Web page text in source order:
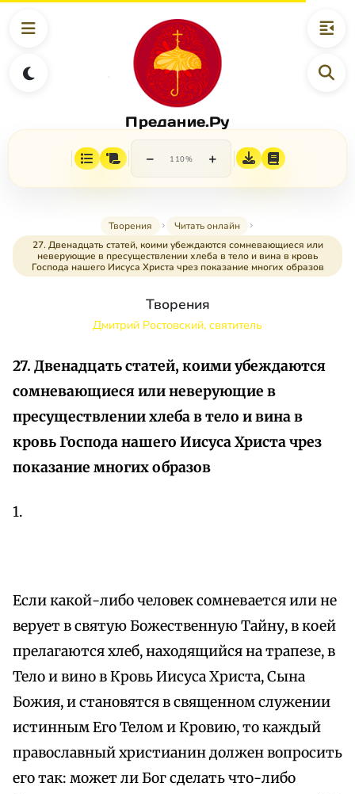
Предание.Ру
− 110% +
Творения
Читать онлайн
27. Двенадцать статей, коими убеждаются сомневающиеся или
неверующие в пресуществлении хлеба в тело и вина в кровь
Господа нашего Иисуса Христа чрез показание многих образов
Творения
Дмитрий Ростовский, святитель
27. Двенадцать статей, коими убеждаются
сомневающиеся или неверующие в
пресуществлении хлеба в тело и вина в
кровь Господа нашего Иисуса Христа чрез
показание многих образов
1.
Если какой-либо человек сомневается или не
верует в святую Божественную Тайну, в коей
прелагаются хлеб, находящийся на трапезе, в
Тело и вино в Кровь Иисуса Христа, Сына
Божия, и становятся в священном служении
истинным Его Телом и Кровию, то каждый
православный христианин должен вопросить
его так: может ли Бог сделать что-либо